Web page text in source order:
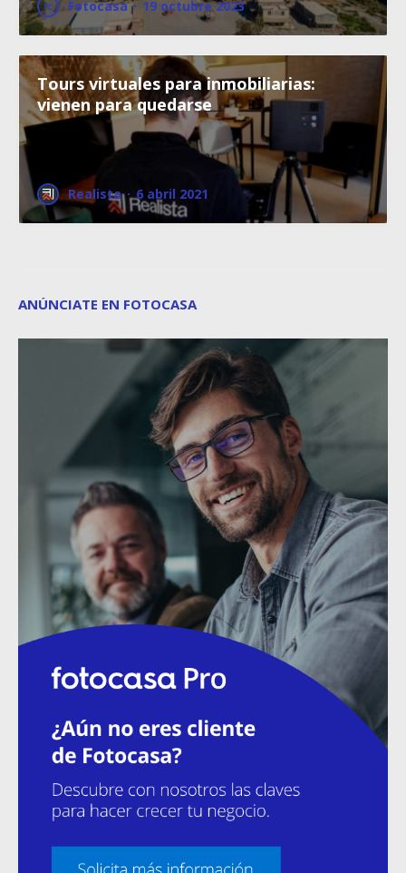
Fotocasa · 19 octubre 2023
Tours virtuales para inmobiliarias:
vienen para quedarse
Realista · 6 abril 2021
ANÚNCIATE EN FOTOCASA